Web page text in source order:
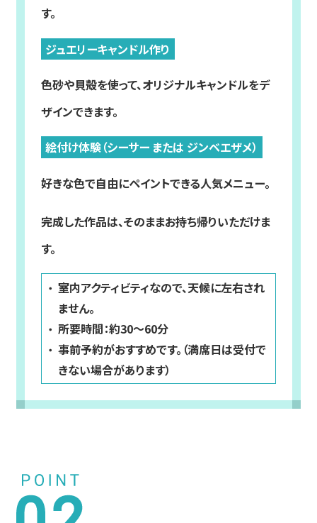
す。
ジュエリーキャンドル作り
色砂や貝殻を使って、オリジナルキャンドルをデ
ザインできます。
絵付け体験（シーサー または ジンベエザメ）
好きな色で自由にペイントできる人気メニュー。
完成した作品は、そのままお持ち帰りいただけま
す。
室内アクティビティなので、天候に左右され
ません。
所要時間：約30～60分
事前予約がおすすめです。（満席日は受付で
きない場合があります）